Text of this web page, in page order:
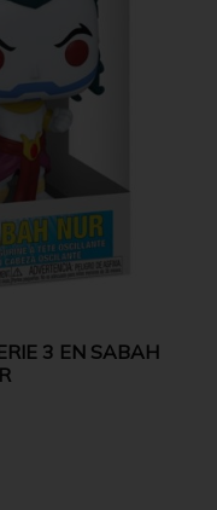
3 EN SABAH